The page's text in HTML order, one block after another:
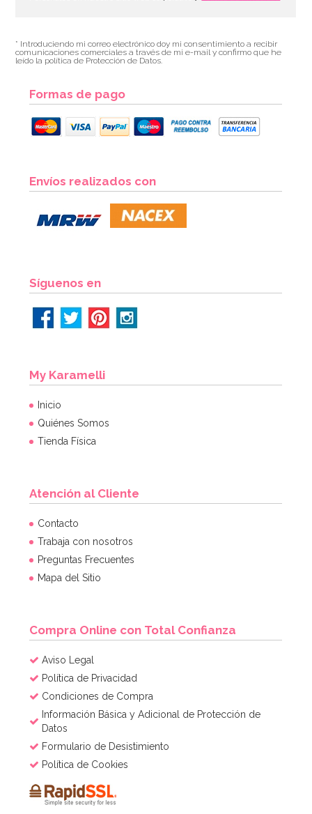
* Introduciendo mi correo electrónico doy mi consentimiento a recibir
comunicaciones comerciales a través de mi e-mail y confirmo que he
leído la política de Protección de Datos.
Formas de pago
Envíos realizados con
Síguenos en
My Karamelli
Inicio
Quiénes Somos
Tienda Física
Atención al Cliente
Contacto
Trabaja con nosotros
Preguntas Frecuentes
Mapa del Sitio
Compra Online con Total Confianza
Aviso Legal
Política de Privacidad
Condiciones de Compra
Información Básica y Adicional de Protección de
Datos
Formulario de Desistimiento
Política de Cookies